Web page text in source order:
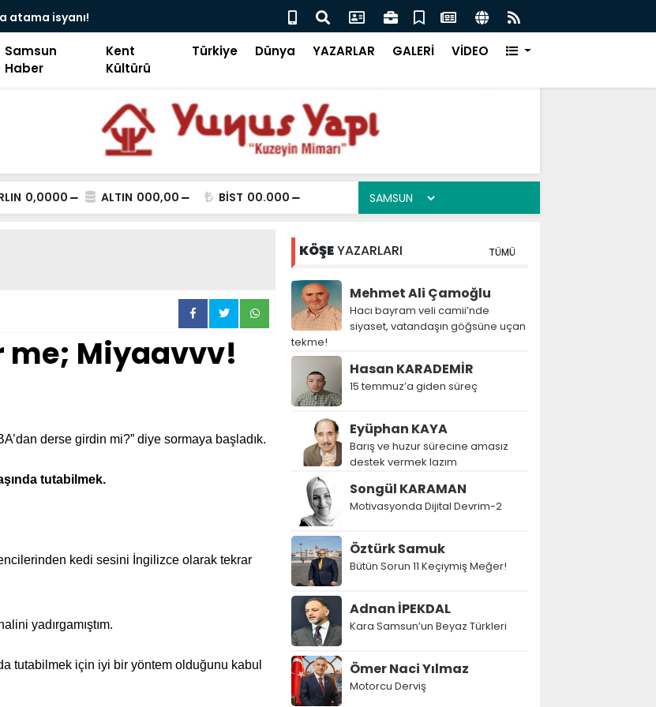
vatandaşın göğsüne uçan
Pakistan Başbakanı İmran Han'a Ne Oldu!
Samsun
Haber
Kent
Kültürü
Türkiye Dünya YAZARLAR GALERİ VİDEO
0,0000 ALTIN 000,00 BİST 00.000
me; Miyaavvv!
derse girdin mi?” diye sormaya başladık.
tutabilmek.
kedi sesini İngilizce olarak tekrar
yadırgamıştım.
tutabilmek için iyi bir yöntem olduğunu kabul
KÖŞEYAZARLARI TÜMÜ
Mehmet Ali Çamoğlu
Hacı bayram veli camii’nde
siyaset, vatandaşın göğsüne uçan
tekme!
Hasan KARADEMİR
15 temmuz’a giden süreç
Eyüphan KAYA
Barış ve huzur sürecine amasız
destek vermek lazım
Songül KARAMAN
Motivasyonda Dijital Devrim-2
Öztürk Samuk
Bütün Sorun 11 Keçiymiş Meğer!
Adnan İPEKDAL
Kara Samsun’un Beyaz Türkleri
Ömer Naci Yılmaz
Motorcu Derviş